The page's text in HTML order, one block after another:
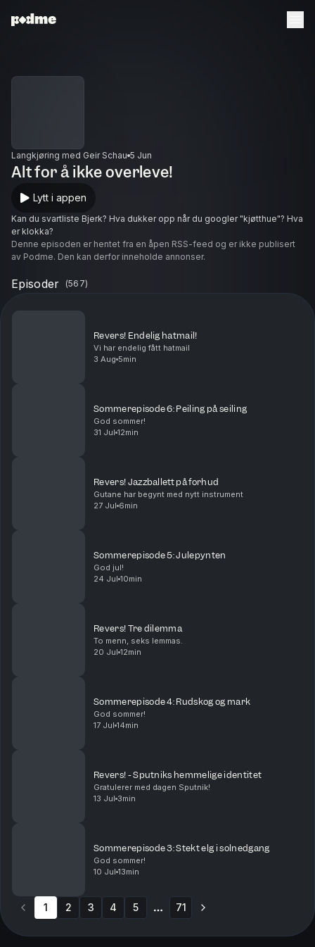
Langkjøring med Geir Schau 5 Jun
Alt for å ikke overleve!
Lytt i appen
Kan du svartliste Bjerk? Hva dukker opp når du googler "kjøtthue"? Hva
er klokka?
Denne episoden er hentet fra en åpen RSS-feed og er ikke publisert
av Podme. Den kan derfor inneholde annonser.
Episoder (567)
Revers! Endelig hatmail!
Vi har endelig fått hatmail
3 Aug 5min
Sommerepisode 6: Peiling på seiling
God sommer!
31 Jul 12min
Revers! Jazzballett på forhud
Gutane har begynt med nytt instrument
27 Jul 6min
Sommerepisode 5: Julepynten
God jul!
24 Jul 10min
Revers! Tre dilemma
To menn, seks lemmas.
20 Jul 12min
Sommerepisode 4: Rudskog og mark
God sommer!
17 Jul 14min
Revers! - Sputniks hemmelige identitet
Gratulerer med dagen Sputnik!
13 Jul 3min
Sommerepisode 3: Stekt elg i solnedgang
God sommer!
10 Jul 13min
1 2 3 4 5 71